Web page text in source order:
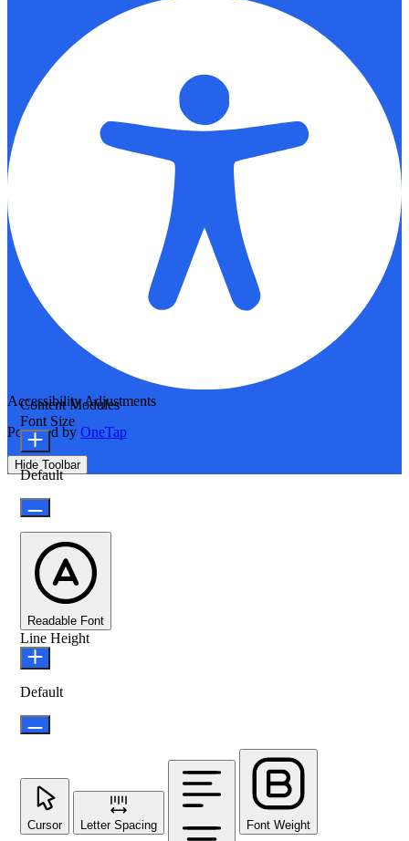
Accessibility Adjustments
Powered by OneTap
Hide Toolbar
Content Modules
Font Size
Default
Readable Font
Line Height
Default
Cursor Letter Spacing Font Weight